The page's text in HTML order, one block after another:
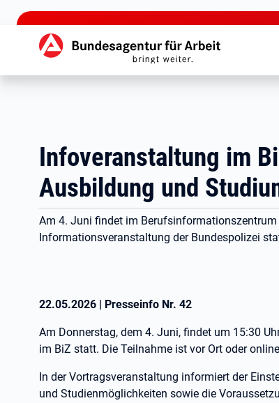
zu den Hauptinhalten springen
Hauptnavigation
Infoveranstaltung im
Ausbildung und
Am 4. Juni findet im
Informationsveranstaltung der Bundespolizei
22.05.2026 | Presseinfo Nr. 42
Am Donnerstag, dem 4. Juni, findet um 15:30
im BiZ statt. Die Teilnahme ist vor Ort oder
In der Vortragsveranstaltung informiert der
und Studienmöglichkeiten sowie die